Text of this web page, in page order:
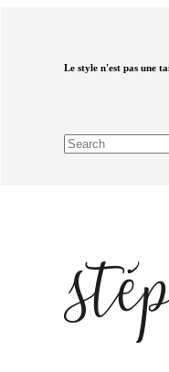
Le style n'est pas une